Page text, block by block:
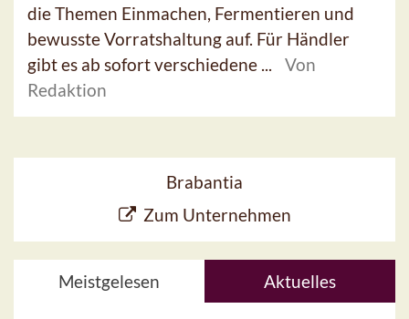
die Themen Einmachen, Fermentieren und
bewusste Vorratshaltung auf. Für Händler
gibt es ab sofort verschiedene ...
Von
Redaktion
Brabantia
Zum Unternehmen
Meistgelesen Aktuelles